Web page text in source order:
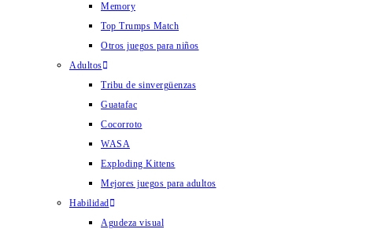
Memory
Top Trumps Match
Otros juegos para niños
Adultos
Tribu de sinvergüenzas
Guatafac
Cocorroto
WASA
Exploding Kittens
Mejores juegos para adultos
Habilidad
Agudeza visual